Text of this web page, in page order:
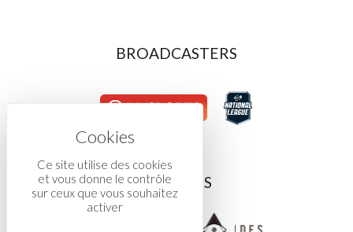
Ce site utilise des cookies
et vous donne le contrôle
sur ceux que vous souhaitez
activer
BROADCASTERS
ASSOCIÉS